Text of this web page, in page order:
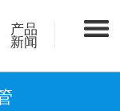
产品
新闻